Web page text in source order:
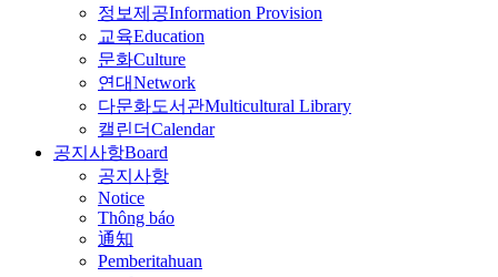
정보제공Information Provision
교육Education
문화Culture
연대Network
다문화도서관Multicultural Library
캘린더Calendar
공지사항Board
공지사항
Notice
Thông báo
通知
Pemberitahuan